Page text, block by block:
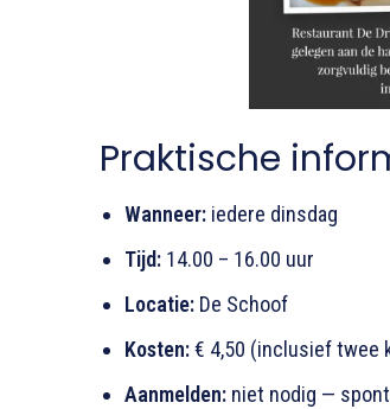
Praktische
Wanneer: iedere dinsdag
Tijd: 14.00 – 16.00 uur
Locatie: De Schoof
Kosten:€ 4,50 (inclusief twee
Aanmelden: niet nodig —